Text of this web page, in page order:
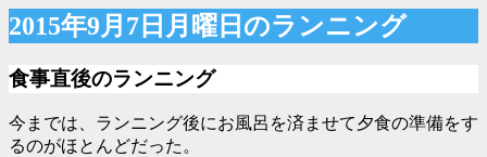
2015年9月7日月曜日のランニング
食事直後のランニング
今までは、ランニング後にお風呂を済ませて夕食の準備をす
るのがほとんどだった。